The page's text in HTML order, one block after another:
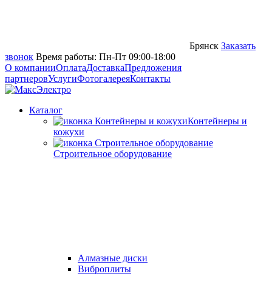
Брянск Заказать
звонок Время работы: Пн-Пт 09:00-18:00
О компанииОплатаДоставкаПредложения
партнеровУслугиФотогалереяКонтакты
Каталог
Контейнеры и
кожухи
Строительное оборудование
Алмазные диски
Виброплиты